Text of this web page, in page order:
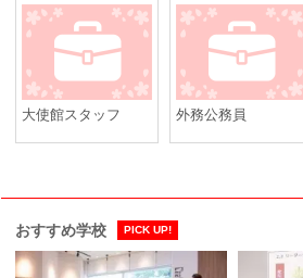
大使館スタッフ 外務公務員
おすすめ学校 PICK UP!